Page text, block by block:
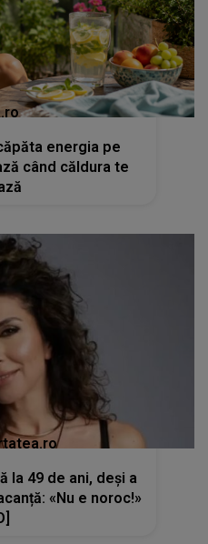
energia pe
când căldura te
la 49 de ani, deși a
«Nu e noroc!»